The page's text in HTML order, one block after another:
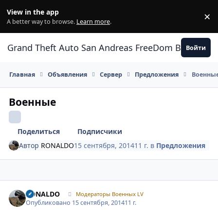
View in the app
A better way to browse. Learn more. ×
Grand Theft Auto San Andreas FreeDom Воронеж
Войти
Главная Объявления Сервер Предложения
Военные
Поделиться
Подписчики
Автор RONALDO15 сентября, 201411 г. в Предложения
RONALDO Модераторы Военных LV
Опубликовано 15 сентября, 201411 г.